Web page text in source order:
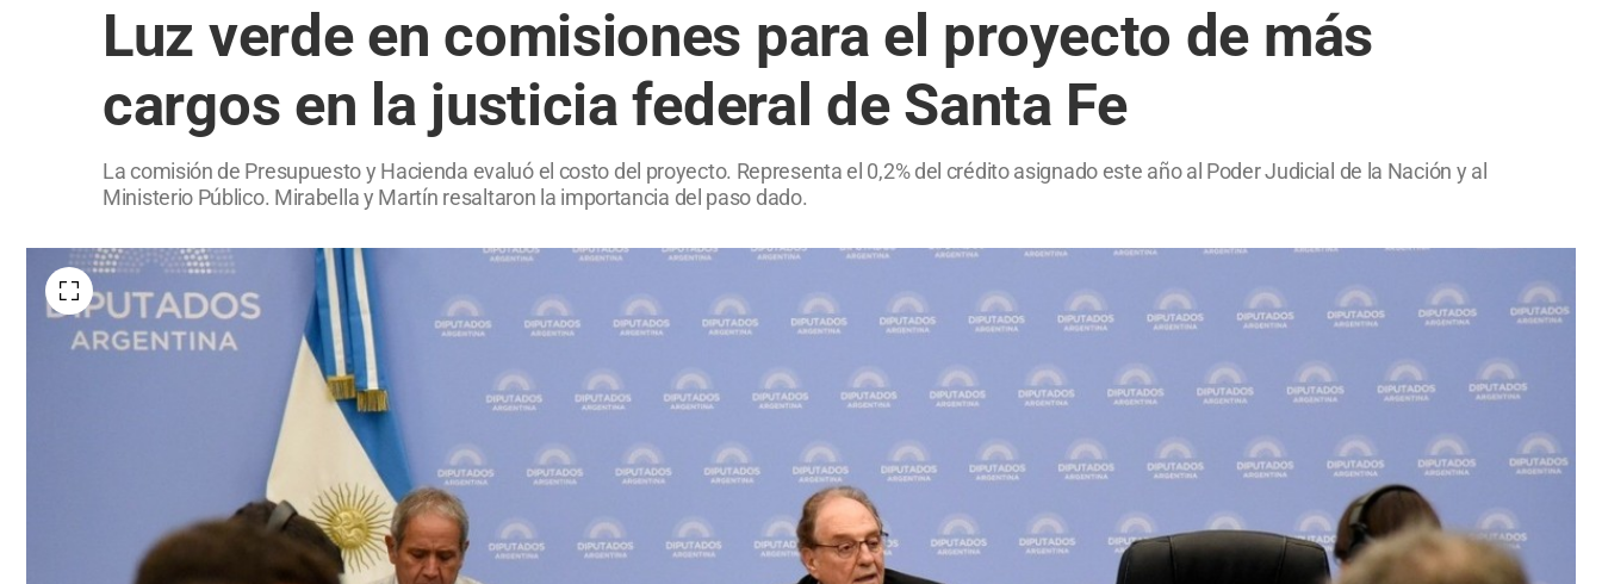
Luz verde en comisiones para el proyecto de más
cargos en la justicia federal de Santa Fe
La comisión de Presupuesto y Hacienda evaluó el costo del proyecto. Representa el 0,2% del crédito asignado este año al Poder Judicial de la Nación y al
Ministerio Público. Mirabella y Martín resaltaron la importancia del paso dado.